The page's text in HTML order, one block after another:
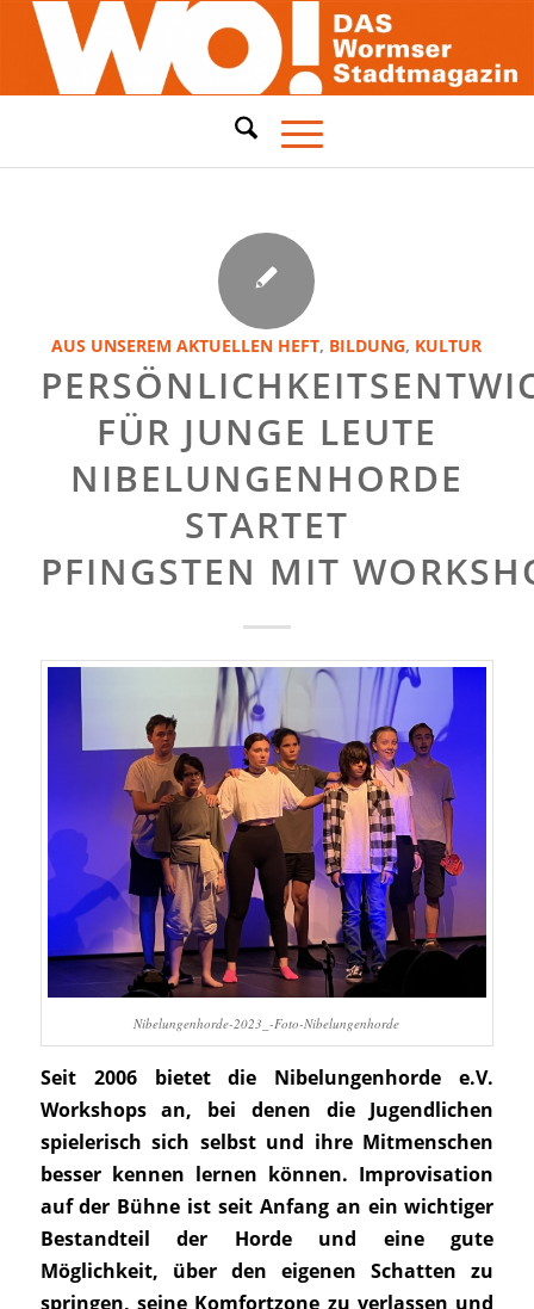
AUS UNSEREM AKTUELLEN HEFT, BILDUNG, KULTUR
FÜR JUNGE LEUTE
NIBELUNGENHORDE
STARTET
PFINGSTEN MIT
Nibelungenhorde-2023_-Foto-Nibelungenhorde
Seit2006 bietet die Nibelungenhorde e.V.
Workshops an, bei denen die Jugendlichen
spielerisch sich selbst und ihre Mitmenschen
besser kennen lernen können. Improvisation
auf der Bühne ist seit Anfang an ein wichtiger
Bestandteil der Horde und eine gute
Möglichkeit, überden eigenen Schatten zu
springen, seine Komfortzone zu verlassen und